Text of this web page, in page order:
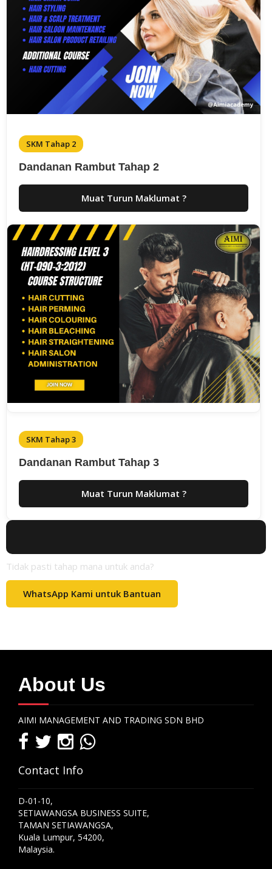
SKM Tahap 2
Dandanan Rambut Tahap 2
Muat Turun Maklumat ?
SKM Tahap 3
Dandanan Rambut Tahap 3
Muat Turun Maklumat ?
Tidak pasti tahap mana untuk anda?
WhatsApp Kami untuk Bantuan
About Us
AIMI MANAGEMENT AND TRADING SDN BHD
Contact Info
D-01-10,
SETIAWANGSA BUSINESS SUITE,
TAMAN SETIAWANGSA,
Kuala Lumpur, 54200,
Malaysia.